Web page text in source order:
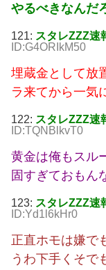
やるべきなんだ
121: スタレZZZ速
ID:G4ORIkM50
埋蔵金として放
ラ来てから一気
122: スタレZZZ速
ID:TQNBlkvT0
黄金は俺もスル
固すぎておもん
123: スタレZZZ速
ID:Yd1l6kHr0
正直ホモは嫌で
うわ下手くそで